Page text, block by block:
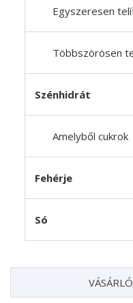
Egyszeresen
Többszörösen
Szénhidrát
Amelyből cukrok
Fehérje
Só